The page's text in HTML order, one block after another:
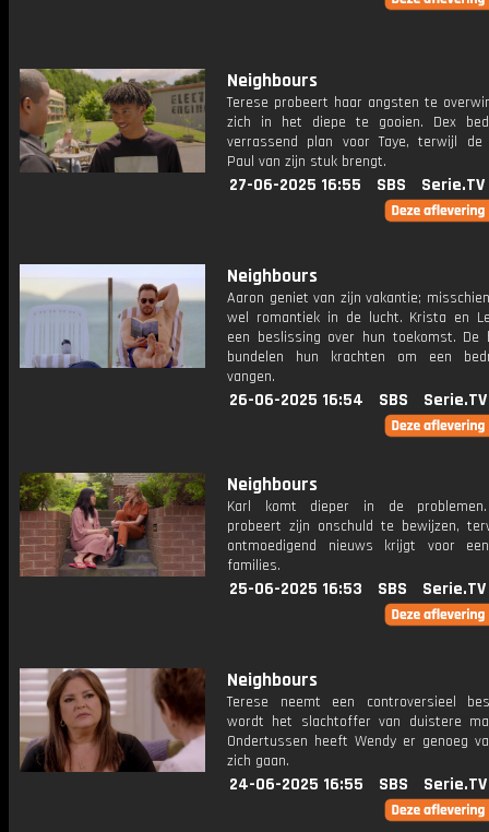
Neighbours
Terese probeert haar angsten te
zich in het diepe te gooien. Dex
verrassend plan voor Taye, terwijl de
Paul van zijn stuk brengt.
27-06-2025 16:55 SBS Serie.TV
Neighbours
Aaron geniet van zijn vakantie;
wel romantiek in de lucht. Krista en
een beslissing over hun toekomst. De
bundelen hun krachten om een
vangen.
26-06-2025 16:54 SBS Serie.TV
Neighbours
Karl komt dieper in de
probeert zijn onschuld te bewijzen,
ontmoedigend nieuws krijgt voor
families.
25-06-2025 16:53 SBS Serie.TV
Neighbours
Terese neemt een controversieel
wordt het slachtoffer van duistere
Ondertussen heeft Wendy er genoeg
zich gaan.
24-06-2025 16:55 SBS Serie.TV